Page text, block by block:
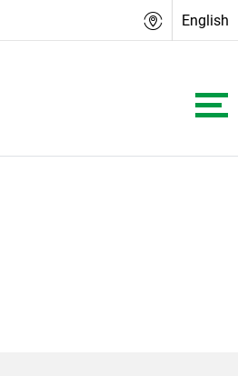
English